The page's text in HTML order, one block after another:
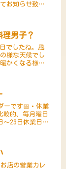
お知らせ致し
理男子？
でしたね。風
様な天候でし
かくなる様で
索すれば直...
ーです📅・休業
較的、毎月曜日
～23日休業日
店の営業カレ